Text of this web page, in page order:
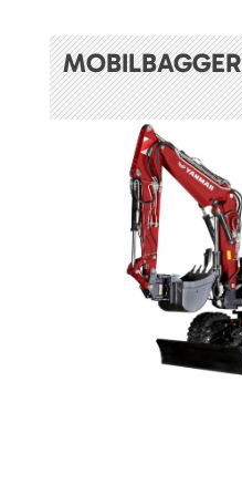
MOBILBAGGER